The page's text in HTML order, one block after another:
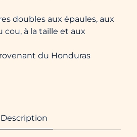
doubles aux épaules, aux
cou, à la taille et aux
du Honduras
Description